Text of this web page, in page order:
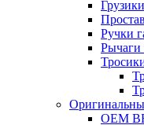
Ручки
Рычаги
OEM